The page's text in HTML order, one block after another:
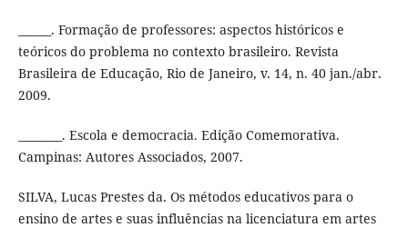
______. Formação de professores: aspectos históricos e
teóricos do problema no contexto brasileiro. Revista
Brasileira de Educação, Rio de Janeiro, v. 14, n. 40 jan./abr.
2009.
________. Escola e democracia. Edição Comemorativa.
Campinas: Autores Associados, 2007.
SILVA, Lucas Prestes da. Os métodos educativos para o
ensino de artes e suas influências na licenciatura em artes